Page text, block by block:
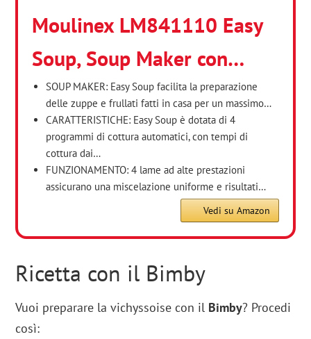
Moulinex LM841110 Easy
Soup, Soup Maker con…
SOUP MAKER: Easy Soup facilita la preparazione
delle zuppe e frullati fatti in casa per un massimo…
CARATTERISTICHE: Easy Soup è dotata di 4
programmi di cottura automatici, con tempi di
cottura dai…
FUNZIONAMENTO: 4 lame ad alte prestazioni
assicurano una miscelazione uniforme e risultati…
Vedi su Amazon
Ricetta con il Bimby
Vuoi preparare la vichyssoise con il Bimby? Procedi
così: